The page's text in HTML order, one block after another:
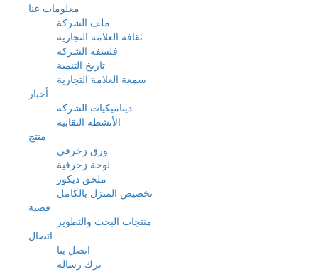
معلومات عنا
ملف الشركة
ثقافة العلامة التجارية
فلسفة الشركة
تاريخ التنمية
سمعة العلامة التجارية
أخبار
ديناميكيات الشركة
الأنشطة النقابية
منتج
ورق زخرفي
لوحة زخرفية
ملحق ديكور
تخصيص المنزل بالكامل
قضية
منتجات البحث والتطوير
اتصال
اتصل بنا
ترك رسالة